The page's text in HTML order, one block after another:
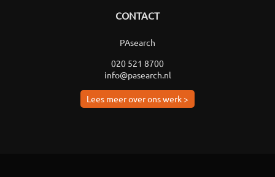
CONTACT
PAsearch
020 521 8700
info@pasearch.nl
Lees meer over ons werk >